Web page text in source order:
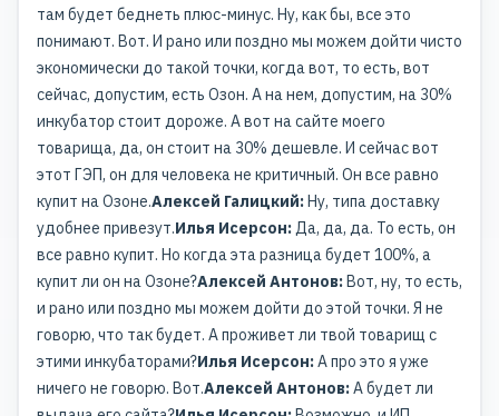
там будет беднеть плюс-минус. Ну, как бы, все это
понимают. Вот. И рано или поздно мы можем дойти чисто
экономически до такой точки, когда вот, то есть, вот
сейчас, допустим, есть Озон. А на нем, допустим, на 30%
инкубатор стоит дороже. А вот на сайте моего
товарища, да, он стоит на 30% дешевле. И сейчас вот
этот ГЭП, он для человека не критичный. Он все равно
купит на Озоне.Алексей Галицкий:Ну, типа доставку
удобнее привезут.Илья Исерсон:Да, да, да. То есть, он
все равно купит. Но когда эта разница будет 100%, а
купит ли он на Озоне?Алексей Антонов:Вот, ну, то есть,
и рано или поздно мы можем дойти до этой точки. Я не
говорю, что так будет. А проживет ли твой товарищ с
этими инкубаторами?Илья Исерсон:А про это я уже
ничего не говорю. Вот.Алексей Антонов:А будет ли